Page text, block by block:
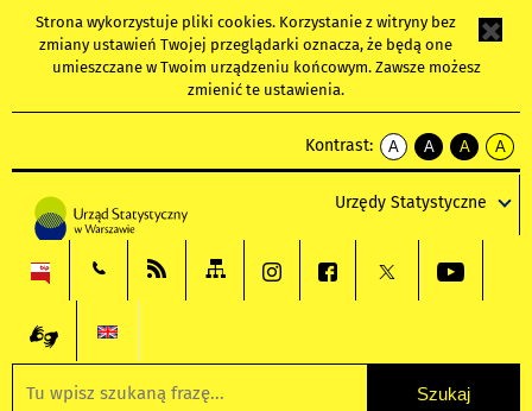
Strona wykorzystuje pliki cookies. Korzystanie z witryny bez
zmiany ustawień Twojej przeglądarki oznacza, że będą one
umieszczane w Twoim urządzeniu końcowym. Zawsze możesz
zmienić te ustawienia.
Kontrast:
A
kontrast
A
kontrast
tekst
czarnym
A
kontrast
tekst
czarnym
A
tekst
żółtym
Urzędy Statystyczne